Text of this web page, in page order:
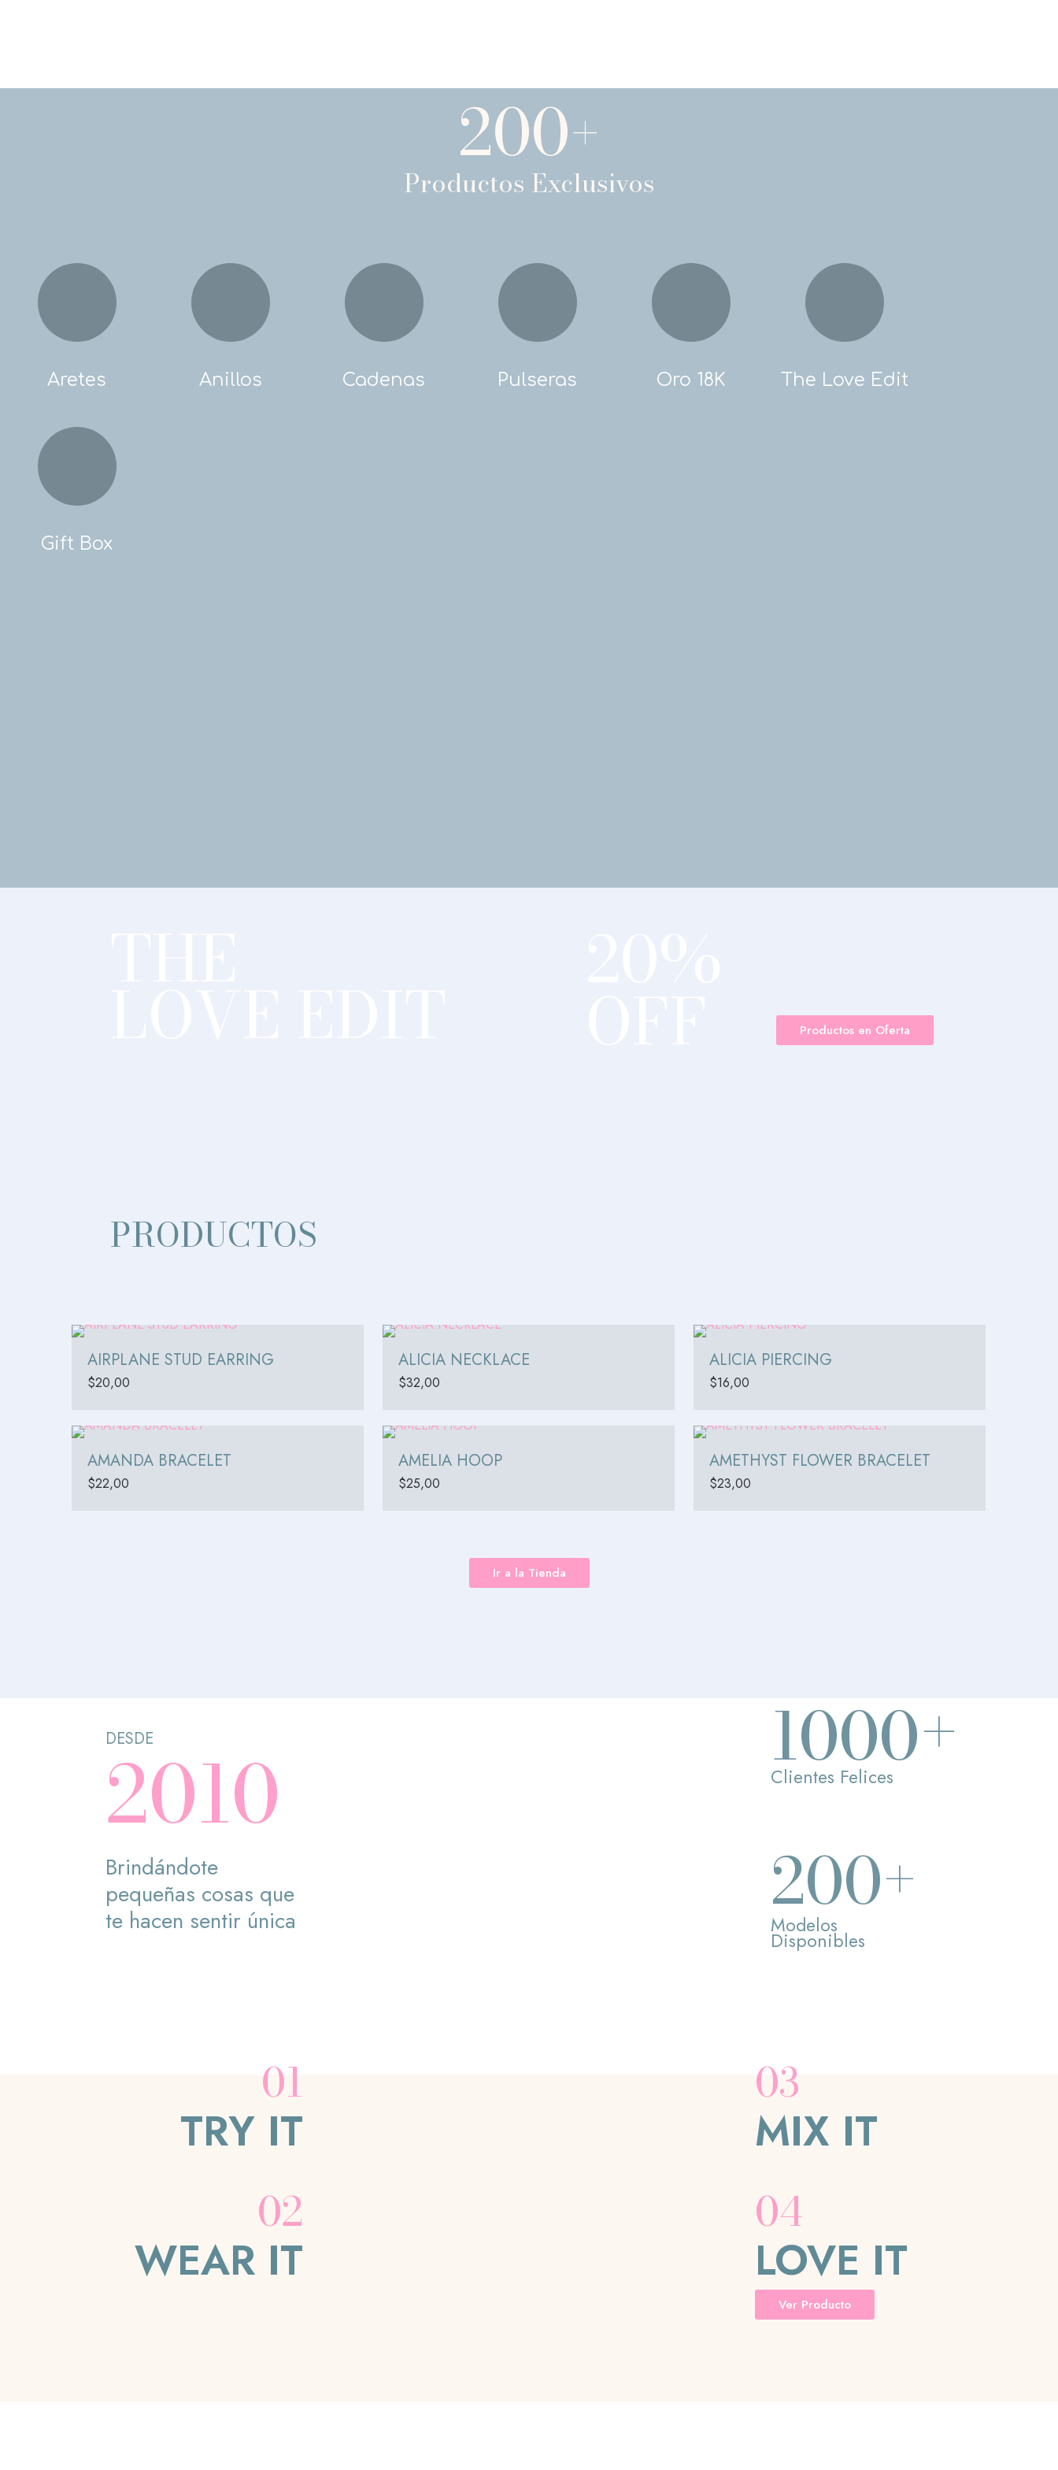
200+
Productos Exclusivos
Aretes Anillos Cadenas Pulseras Oro 18K The Love Edit
Gift Box
Productos en Oferta
PRODUCTOS
AIRPLANE STUD EARRING
$20,00
ALICIA NECKLACE
$32,00
ALICIA PIERCING
$16,00
AMANDA BRACELET
$22,00
AMELIA HOOP
$25,00
AMETHYST FLOWER BRACELET
$23,00
Ir a la Tienda
DESDE
2010
Brindándote
pequeñas cosas que
te hacen sentir única
1000+
Clientes Felices
200+
Modelos
Disponibles
01
TRY IT
02
WEAR IT
03
MIX IT
04
LOVE IT
Ver Producto